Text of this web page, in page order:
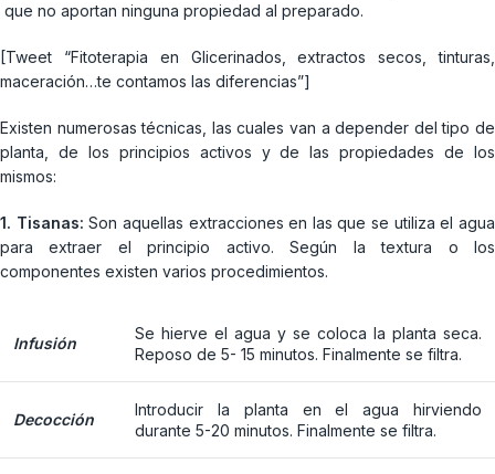
que no aportan ninguna propiedad al preparado.
[Tweet “Fitoterapia en Glicerinados, extractos secos, tinturas,
maceración…te contamos las diferencias”]
Existen numerosas técnicas, las cuales van a depender del tipo de
planta, de los principios activos y de las propiedades de los
mismos:
1. Tisanas: Son aquellas extracciones en las que se utiliza el agua
para extraer el principio activo. Según la textura o los
componentes existen varios procedimientos.
Infusión
Se hierve el agua y se coloca la planta seca.
Reposo de 5- 15 minutos. Finalmente se filtra.
Decocción
Introducir la planta en el agua hirviendo
durante 5-20 minutos. Finalmente se filtra.